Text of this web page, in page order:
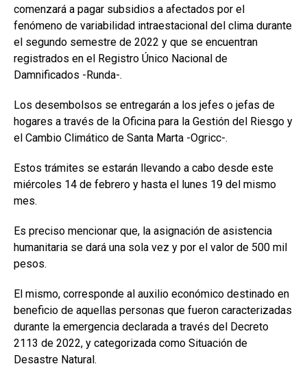
comenzará a pagar subsidios a afectados por el
fenómeno de variabilidad intraestacional del clima durante
el segundo semestre de 2022 y que se encuentran
registrados en el Registro Único Nacional de
Damnificados -Runda-.
Los desembolsos se entregarán a los jefes o jefas de
hogares a través de la Oficina para la Gestión del Riesgo y
el Cambio Climático de Santa Marta -Ogricc-.
Estos trámites se estarán llevando a cabo desde este
miércoles 14 de febrero y hasta el lunes 19 del mismo
mes.
Es preciso mencionar que, la asignación de asistencia
humanitaria se dará una sola vez y por el valor de 500 mil
pesos.
El mismo, corresponde al auxilio económico destinado en
beneficio de aquellas personas que fueron caracterizadas
durante la emergencia declarada a través del Decreto
2113 de 2022, y categorizada como Situación de
Desastre Natural.